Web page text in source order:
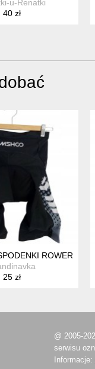
u-Renatki
40 zł
25 zł
@ 2005-
serwisu
Informacje: